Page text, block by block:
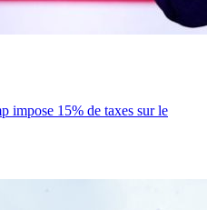
impose 15% de taxes sur le